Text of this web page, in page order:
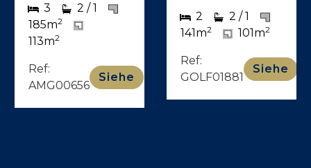
1
1
58m2 48m
AMG00655
1
1
55m2 40m2
Ref:
AMG00654
Siehe